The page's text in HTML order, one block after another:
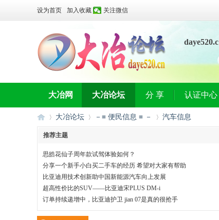
设为首页 加入收藏 关注微信
daye520.c
大冶网 大冶论坛 分 享 认证中心
»
大冶论坛 －≡ 便民信息 ≡ －
›
汽车信息
推荐主题
思皓花仙子周年款试驾体验如何？
分享一个新手小白买二手车的经历 希望对大家有帮助
比亚迪用技术创新助中国新能源汽车向上发展
超高性价比的SUV——比亚迪宋PLUS DM-i
订单持续递增中，比亚迪护卫 jian 07是真的很抢手